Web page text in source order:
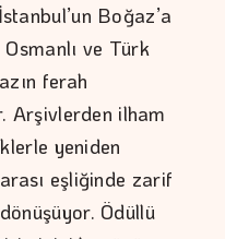
Boğaz’a
ve Türk
ferah
Arşivlerden ilham
yeniden
eşliğinde zarif
Ödüllü